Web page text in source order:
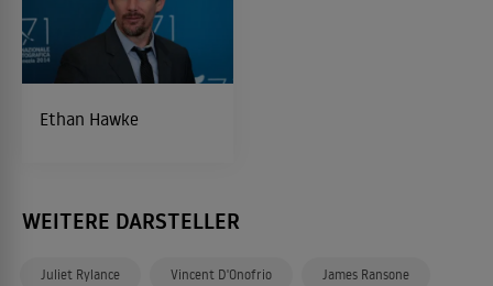
Ethan Hawke
WEITERE DARSTELLER
Juliet Rylance Vincent D'Onofrio James Ransone